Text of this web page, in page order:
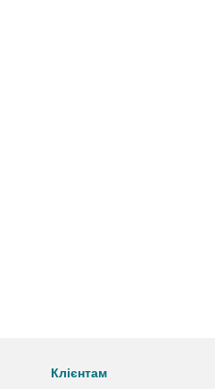
Клієнтам